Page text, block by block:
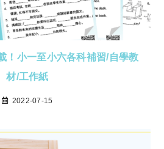
！小一至小六各科補習/自學教
材/工作紙
2022-07-15